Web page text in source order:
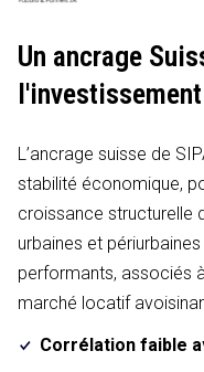
Un ancrage
L’ancrage suisse de
stabilité économique,
croissance structurelle
urbaines et
performants, associés
marché locatif
Corrélation faible